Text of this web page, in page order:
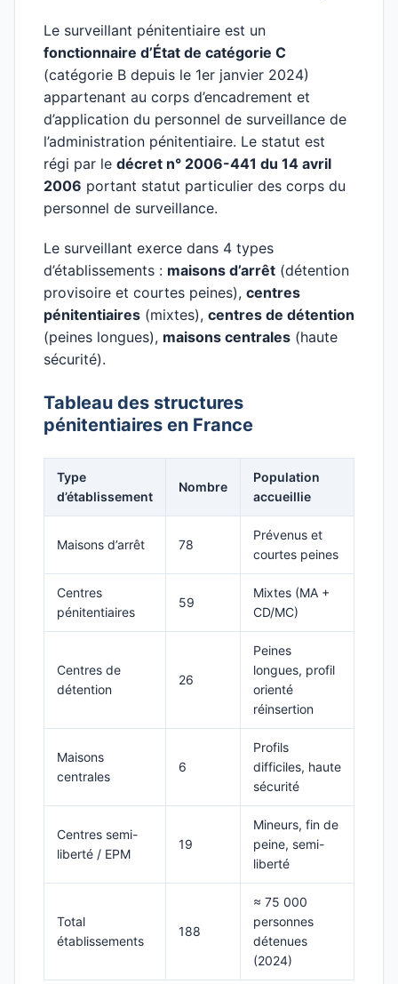
Le surveillant pénitentiaire est un
fonctionnaire d’État de catégorie C
(catégorie B depuis le 1er janvier 2024)
appartenant au corps d’encadrement et
d’application du personnel de surveillance de
l’administration pénitentiaire. Le statut est
régi par le décret n° 2006-441 du 14 avril
2006 portant statut particulier des corps du
personnel de surveillance.
Le surveillant exerce dans 4 types
d’établissements : maisons d’arrêt (détention
provisoire et courtes peines), centres
pénitentiaires (mixtes), centres de détention
(peines longues), maisons centrales (haute
sécurité).
Tableau des structures
pénitentiaires en France
Type
d’établissement
Nombre
Population
accueillie
Maisons d’arrêt 78
Prévenus et
courtes peines
Centres
pénitentiaires
59
Mixtes (MA +
CD/MC)
Centres de
détention
26
Peines
longues, profil
orienté
réinsertion
Maisons
centrales
6
Profils
difficiles, haute
sécurité
Centres semi-
liberté / EPM
19
Mineurs, fin de
peine, semi-
liberté
Total
établissements
188
≈ 75 000
personnes
détenues
(2024)